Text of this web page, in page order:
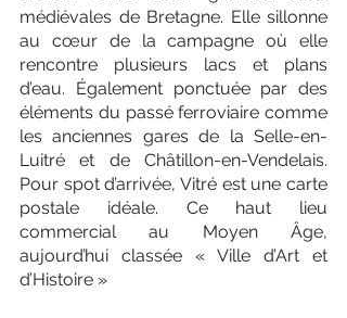
médiévales de Bretagne. Elle sillonne
au cœur de la campagne où elle
rencontre plusieurs lacs et plans
d’eau. Également ponctuée par des
éléments du passé ferroviaire comme
les anciennes gares de la Selle-en-
Luitré et de Châtillon-en-Vendelais.
Pour spot d’arrivée, Vitré est une carte
postale idéale. Ce haut lieu
commercial au Moyen Âge,
aujourd’hui classée « Ville d’Art et
d’Histoire »